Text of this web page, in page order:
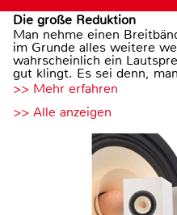
Die große Reduktion
Man nehme einen
im Grunde alles weitere
wahrscheinlich ein
gut klingt. Es sei denn,
>> Mehr erfahren
>> Alle anzeigen